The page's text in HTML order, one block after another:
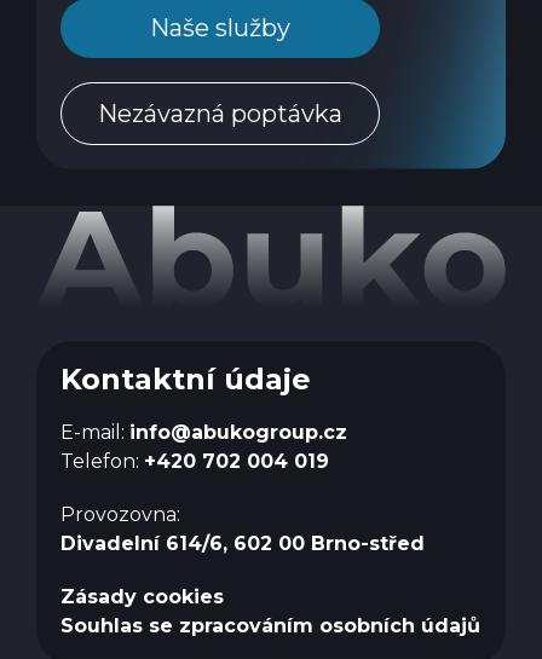
Naše služby
Nezávazná poptávka
Kontaktní údaje
E-mail: info@abukogroup.cz
Telefon: +420 702 004 019
Provozovna:
Divadelní 614/6, 602 00 Brno-střed
Zásady cookies
Souhlas se zpracováním osobních údajů